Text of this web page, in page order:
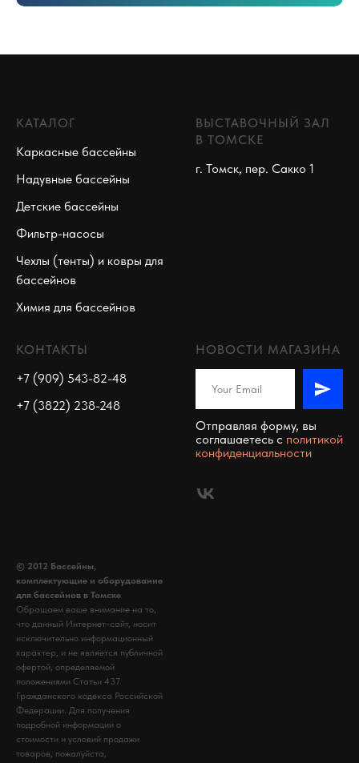
КАТАЛОГ
Каркасные бассейны
Надувные бассейны
Детские бассейны
Фильтр-насосы
Чехлы (тенты) и ковры для
бассейнов
Химия для бассейнов
ВЫСТАВОЧНЫЙ ЗАЛ
В ТОМСКЕ
г. Томск, пер. Сакко 1
КОНТАКТЫ
+7 (909) 543-82-48
+7 (3822) 238-248
НОВОСТИ МАГАЗИНА
Отправляя форму, вы
соглашаетесь c политикой
конфиденциальности
© 2012 Бассейны,
комплектующие и оборудование
для бассейнов в Томске
Обращаем ваше внимание на то,
что данный Интернет-сайт, носит
исключительно информационный
характер, и не является публичной
офертой, определяемой
положениями Статьи 437
Гражданского кодекса Российской
Федерации. Для получения
подробной информации о
стоимости и условий продажи
товаров, пожалуйста,